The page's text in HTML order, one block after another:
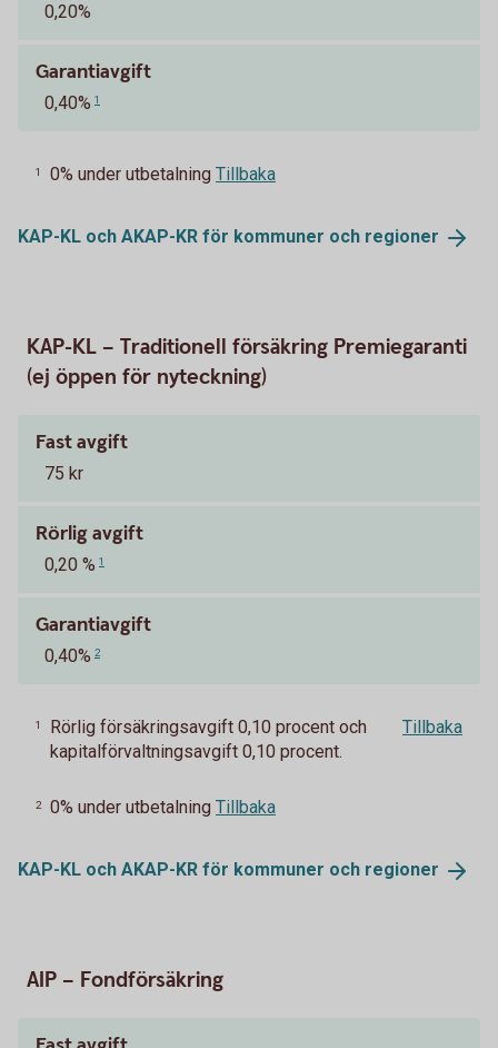
0,20%
Garantiavgift
0,40% 1
1 0% under utbetalning Tillbaka
KAP-KL och AKAP-KR för kommuner och regioner
KAP-KL – Traditionell försäkring Premiegaranti
(ej öppen för nyteckning)
Fast avgift
75 kr
Rörlig avgift
0,20 % 1
Garantiavgift
0,40% 2
1
Rörlig försäkringsavgift 0,10 procent och
kapitalförvaltningsavgift 0,10 procent.
Tillbaka
2 0% under utbetalning Tillbaka
KAP-KL och AKAP-KR för kommuner och regioner
AIP – Fondförsäkring